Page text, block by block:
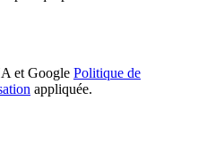
et Google Politique de
appliquée.